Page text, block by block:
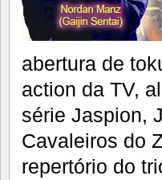
abertura de
action da TV,
série Jaspion,
Cavaleiros do
repertório do